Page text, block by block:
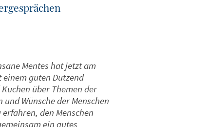
Mentes hat jetzt am
guten Dutzend
über Themen der
Wünsche der Menschen
den Menschen
ein gutes